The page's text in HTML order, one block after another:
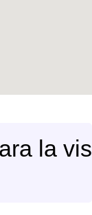
la